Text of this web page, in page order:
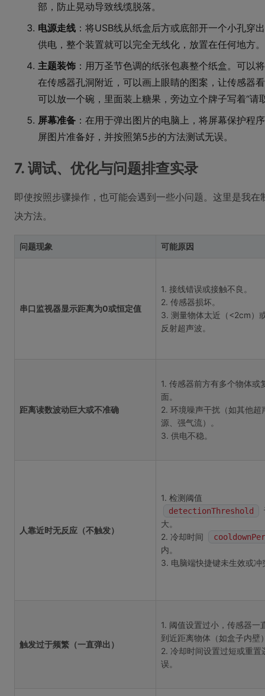
部，防止晃动导致线缆脱落。
电源走线 ：将USB线从纸盒后方或底部开一个小孔穿
供电，整个装置就可以完全无线化，放置在任何地方。
主题装饰 ：用万圣节色调的纸张包裹整个纸盒。可以
在传感器孔洞附近，可以画上眼睛的图案，让传感器
可以放一个碗，里面装上糖果，旁边立个牌子写着“请
屏幕准备 ：在用于弹出图片的电脑上，将屏幕保护程
屏图片准备好，并按照第5步的方法测试无误。
7. 调试、优化与问题排查实录
即使按照步骤操作，也可能会遇到一些小问题。这里是我
决方法。
问题现象 可能原因
串口监视器显示距离为0或恒定值
1. 接线错误或接触不良。
2. 传感器损坏。
3. 测量物体太近（<2cm）
反射超声波。
距离读数波动巨大或不准确
1. 传感器前方有多个物体或
面。
2. 环境噪声干扰（如其他超
源、强气流）。
3. 供电不稳。
人靠近时无反应（不触发）
1. 检测阈值
detectionThreshold
大。
2. 冷却时间
内。
3. 电脑端快捷键未生效或冲
触发过于频繁（一直弹出）
1. 阈值设置过小，传感器一
到近距离物体（如盒子内壁
2. 冷却时间设置过短或重置
误。